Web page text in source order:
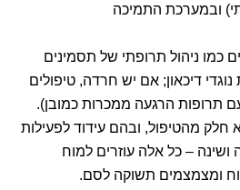
ובמערכת התמיכה
כמו ניהול תרופתי של תסמינים
נוגדי דיכאון; אם יש חרדה, טיפולים
תרופות הרגעה ממכרות כמובן).
חלק מהטיפול, ובהם עידוד לפעילות
ושינה – כל אלה עוזרים למוח
ומצמצמים תשוקה לסם.